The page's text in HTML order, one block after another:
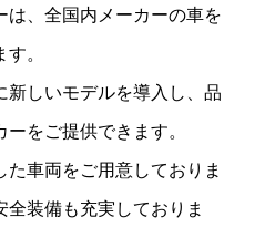
は、全国内メーカーの車を
。
新しいモデルを導入し、品
をご提供できます。
た車両をご用意しておりま
装備も充実しておりま